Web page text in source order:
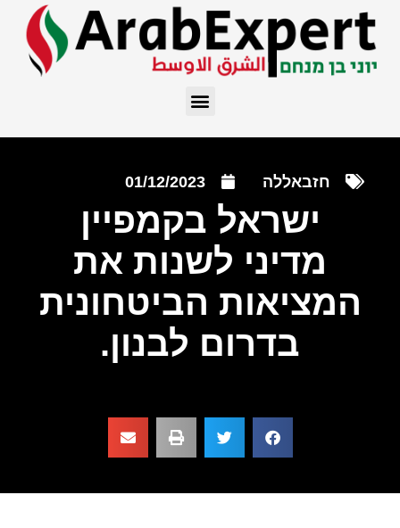
חזבאללה 01/12/2023
ישראל בקמפיין
מדיני לשנות את
המציאות הביטחונית
בדרום לבנון.